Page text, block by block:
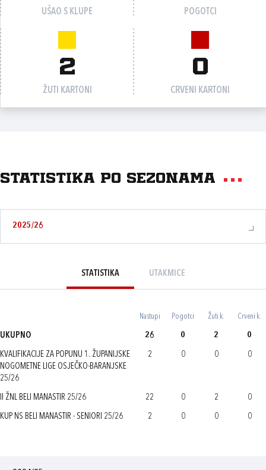
UŠAO S KLUPE POGOTCI
2
ŽUTI KARTONI
0
CRVENI KARTONI
Statistika po sezonama
2025/26
STATISTIKA UTAKMICE
Nastupi Pogotci Žuti k. Crveni k.
UKUPNO 26 0 2 0
KVALIFIKACIJE ZA POPUNU 1. ŽUPANIJSKE
NOGOMETNE LIGE OSJEČKO-BARANJSKE
25/26
2 0 0 0
II ŽNL BELI MANASTIR 25/26 22 0 2 0
KUP NS BELI MANASTIR - SENIORI 25/26 2 0 0 0